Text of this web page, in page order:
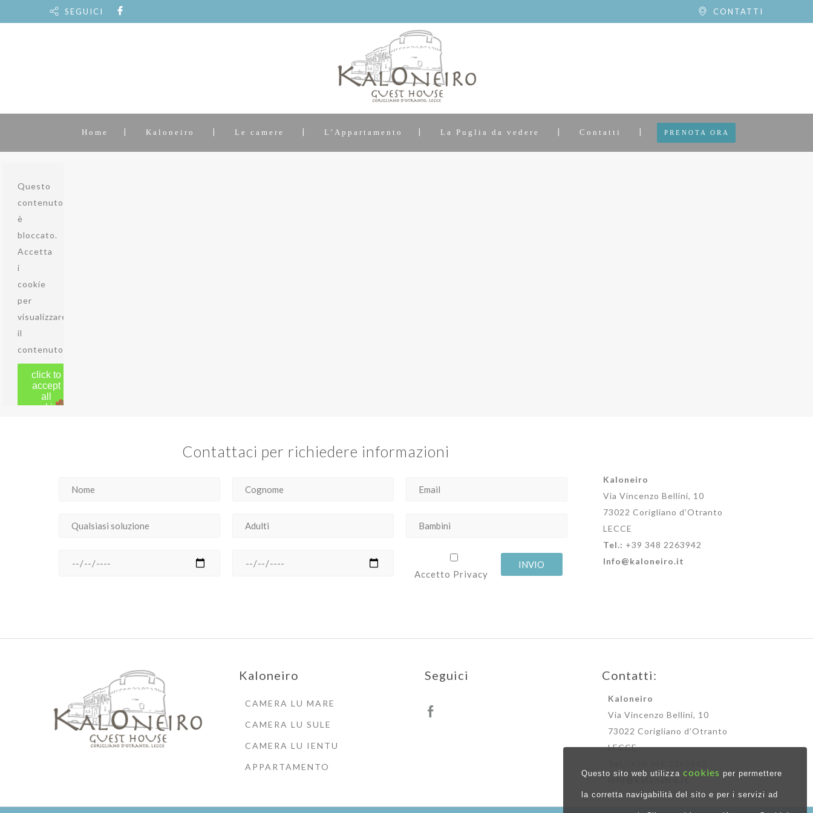
SEGUICI CONTATTI
Home Kaloneiro Le camere L’Appartamento La Puglia da vedere Contatti PRENOTA ORA
Questo
contenuto
è
bloccato.
Accetta
i
cookie
per
visualizzare
il
contenuto.
click to
accept
all
cookies
Contattaci per richiedere informazioni
Accetto Privacy
Kaloneiro
Via Vincenzo Bellini, 10
73022 Corigliano d’Otranto
LECCE
Tel.: +39 348 2263942
Info@kaloneiro.it
Kaloneiro
CAMERA LU MARE
CAMERA LU SULE
CAMERA LU IENTU
APPARTAMENTO
Seguici Contatti:
Kaloneiro
Via Vincenzo Bellini, 10
73022 Corigliano d’Otranto
LECCE
Questo sito web utilizza cookies per permettere
la corretta navigabilità del sito e per i servizi ad